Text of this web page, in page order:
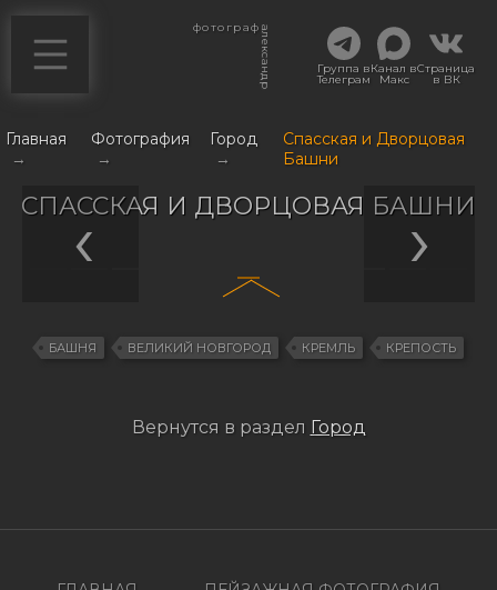
фотографалександр Группа в
Телеграм
Канал в
Макс
Страница
в ВК
Главная
→
Фотография
→
Город
→
Спасская и Дворцовая
Башни
СПАССКАЯ И ДВОРЦОВАЯ БАШНИ
БАШНЯ ВЕЛИКИЙ НОВГОРОД КРЕМЛЬ КРЕПОСТЬ
Вернутся в раздел Город